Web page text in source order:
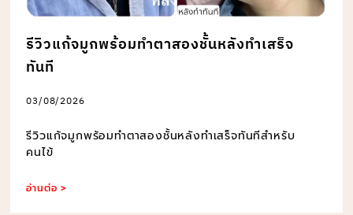
รีวิวแก้จมูกพร้อมทำตาสองชั้นหลังทำเสร็จ
ทันที
03/08/2026
รีวิวแก้จมูกพร้อมทำตาสองชั้นหลังทำเสร็จทันทีสำหรับ
คนไข้
อ่านต่อ >